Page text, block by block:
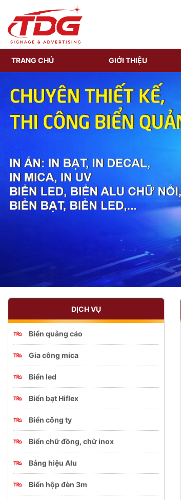
TRANG CHỦ GIỚI THIỆU
DỊCH VỤ
Biển quảng cáo
Gia công mica
Biển led
Biển bạt Hiflex
Biển công ty
Biển chữ đồng, chữ inox
Bảng hiệu Alu
Biển hộp đèn 3m